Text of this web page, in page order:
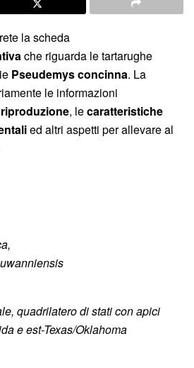
la scheda
che riguarda le tartarughe
Pseudemys concinna. La
le informazioni
riproduzione, lecaratteristiche
ed altri aspetti per allevare al
quadrilatero di stati con apici
e est-Texas/Oklahoma